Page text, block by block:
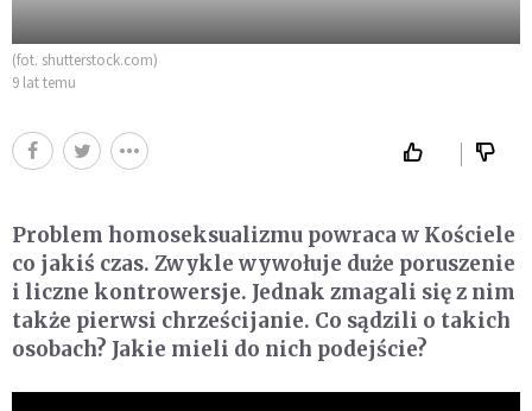
(fot. shutterstock.com)
9 lat temu
Problem homoseksualizmu powraca w Kościele
co jakiś czas. Zwykle wywołuje duże poruszenie
i liczne kontrowersje. Jednak zmagali się z nim
także pierwsi chrześcijanie. Co sądzili o takich
osobach? Jakie mieli do nich podejście?